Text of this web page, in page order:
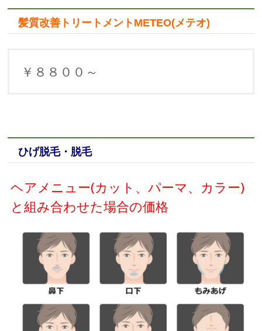
髪質改善トリートメントMETEO(メテオ)
￥８８００～
ひげ脱毛・脱毛
ヘアメニュー(カット、パーマ、カラー)
と組み合わせた場合の価格